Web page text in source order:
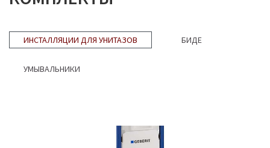
ИНСТАЛЛЯЦИИ ДЛЯ УНИТАЗОВ БИДЕ
УМЫВАЛЬНИКИ